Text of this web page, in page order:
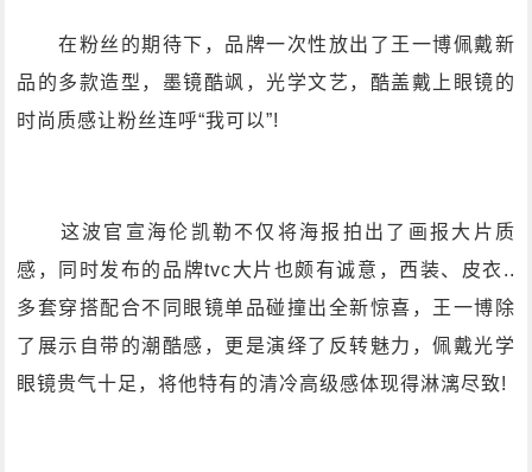
在粉丝的期待下，品牌一次性放出了王一博佩戴新
品的多款造型，墨镜酷飒，光学文艺，酷盖戴上眼镜的
时尚质感让粉丝连呼“我可以”!
这波官宣海伦凯勒不仅将海报拍出了画报大片质
感，同时发布的品牌tvc大片也颇有诚意，西装、皮衣..
多套穿搭配合不同眼镜单品碰撞出全新惊喜，王一博除
了展示自带的潮酷感，更是演绎了反转魅力，佩戴光学
眼镜贵气十足，将他特有的清冷高级感体现得淋漓尽致!